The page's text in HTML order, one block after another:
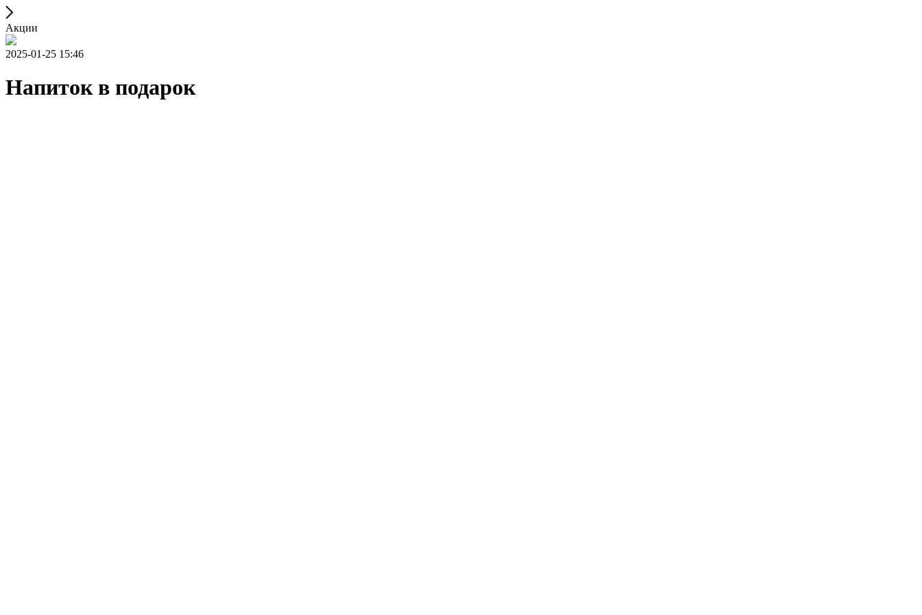
Акции
2025-01-25 15:46
Напиток в подарок